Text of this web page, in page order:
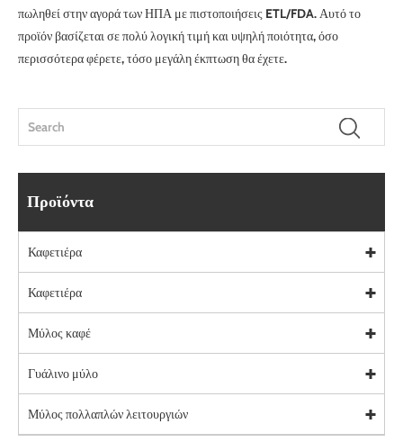
πωληθεί στην αγορά των ΗΠΑ με πιστοποιήσεις ETL/FDA. Αυτό το
προϊόν βασίζεται σε πολύ λογική τιμή και υψηλή ποιότητα, όσο
περισσότερα φέρετε, τόσο μεγάλη έκπτωση θα έχετε.
Προϊόντα
Καφετιέρα
Καφετιέρα
Μύλος καφέ
Γυάλινο μύλο
Μύλος πολλαπλών λειτουργιών